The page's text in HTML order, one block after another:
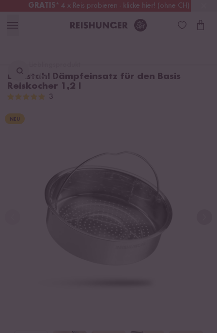
GRATIS* 4 x Reis probieren - klicke hier! (ohne CH)
Deutschland Kostenloser Versand
finden ...
Edelstahl Dämpfeinsatz für den Basis
Reiskocher 1,2 l
3
NEU